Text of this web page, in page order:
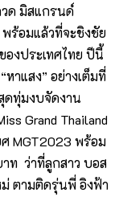
ด มิสแกรนด์
ร้อมแล้วที่จะชิงชัย
งประเทศไทย ปีนี้
หาแสง” อย่างเต็มที่
ดทุ่มงบจัดงาน
Grand Thailand
MGT2023 พร้อม
าท ว่าที่ลูกสาว บอส
ตามติดรุ่นพี่ อิงฟ้า